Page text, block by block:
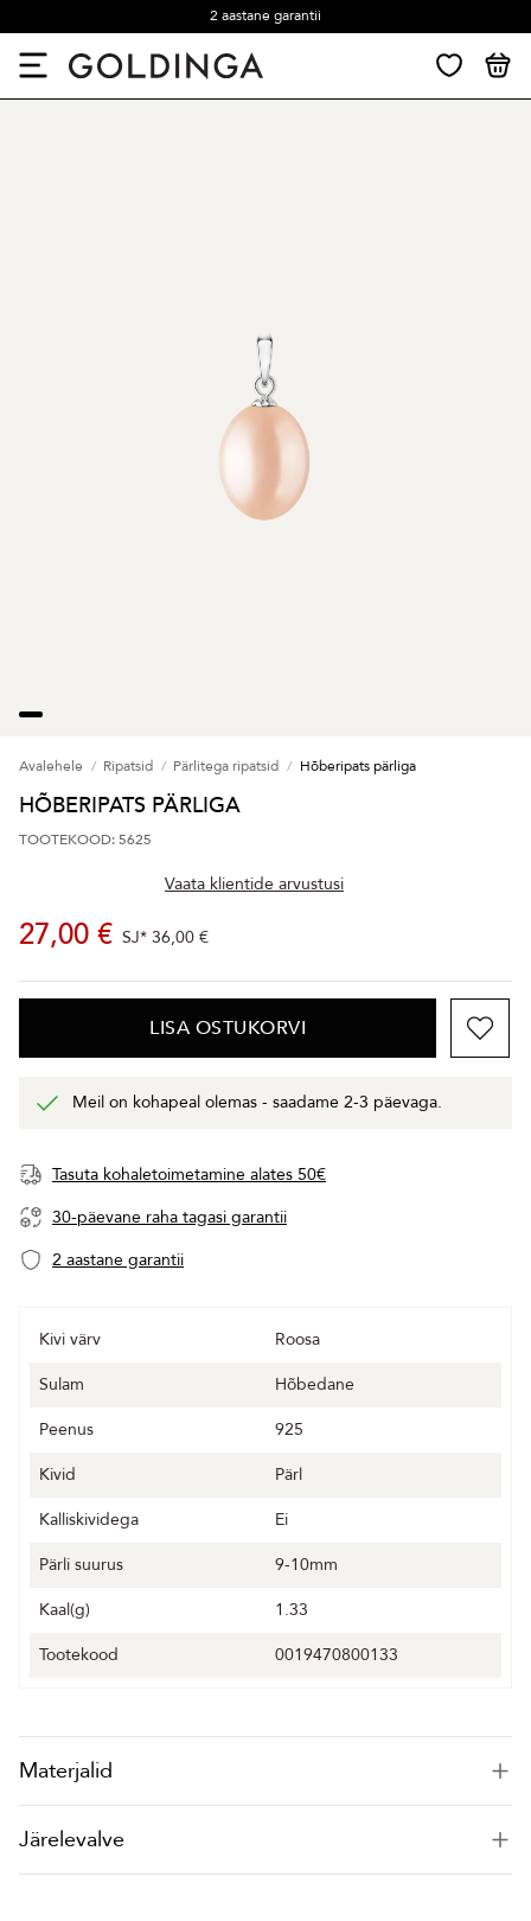
2 aastane garantii
Avalehele Ripatsid Pärlitega ripatsid Hõberipats pärliga
HÕBERIPATS PÄRLIGA
TOOTEKOOD: 5625
Vaata klientide arvustusi
27,00 € SJ* 36,00 €
LISA OSTUKORVI
Meil on kohapeal olemas - saadame 2-3 päevaga.
Tasuta kohaletoimetamine alates 50€
30-päevane raha tagasi garantii
2 aastane garantii
Kivi värv
Roosa
Sulam
Hõbedane
Peenus
925
Kivid
Pärl
Kalliskividega
Ei
Pärli suurus
9-10mm
Kaal(g)
1.33
Tootekood
0019470800133
Materjalid
Järelevalve